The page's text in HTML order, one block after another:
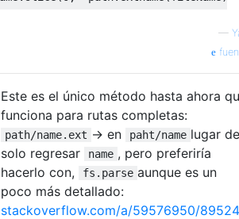
—
Este es el único método hasta ahora
funciona para rutas completas:
path/name.ext -> en paht/name lugar de
solo regresar
name , pero preferiría
hacerlo con,
fs.parse aunque es un
poco más detallado:
stackoverflow.com/a/59576950/